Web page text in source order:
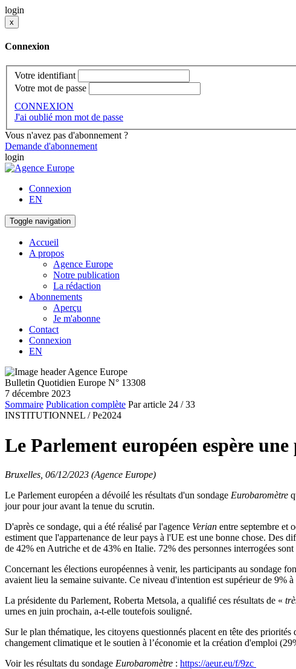
login
x
Connexion
Votre identifiant
Votre mot de passe
CONNEXION
J'ai oublié mon mot de passe
Vous n'avez pas d'abonnement ?
Demande d'abonnement
login
Connexion
EN
Toggle navigation
Accueil
A propos
Agence Europe
Notre publication
La rédaction
Abonnements
Aperçu
Je m'abonne
Contact
Connexion
EN
Bulletin Quotidien Europe N° 13308
7 décembre 2023
Sommaire Publication complète Par article 24 / 33
INSTITUTIONNEL / Pe2024
Le Parlement européen espère
Bruxelles, 06/12/2023 (Agence Europe)
Le Parlement européen a dévoilé les résultats d'un sondage Eurobaromètre
jour pour jour avant la tenue du scrutin.
D'après ce sondage, qui a été réalisé par l'agence Verian entre septembre et
estiment que l'appartenance de leur pays à l'UE est une bonne chose. Des
de 42% en Autriche et de 43% en Italie. 72% des personnes interrogées
Concernant les élections européennes à venir, les participants au sondage
avaient lieu la semaine suivante. Ce niveau d'intention est supérieur de 9%
La présidente du Parlement, Roberta Metsola, a qualifié ces résultats de «
urnes en juin prochain, a-t-elle toutefois souligné.
Sur le plan thématique, les citoyens questionnés placent en tête des
changement climatique et le soutien à l’économie et la création d'emploi
Voir les résultats du sondage Eurobaromètre : https://aeur.eu/f/9zc